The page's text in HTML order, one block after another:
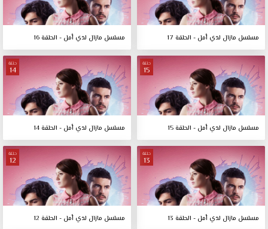
مسلسل مازال لدي أمل - الحلقة 17 مسلسل مازال لدي أمل - الحلقة 16
حلقة
15
مسلسل مازال لدي أمل - الحلقة 15
حلقة
14
مسلسل مازال لدي أمل - الحلقة 14
حلقة
13
مسلسل مازال لدي أمل - الحلقة 13
حلقة
12
مسلسل مازال لدي أمل - الحلقة 12